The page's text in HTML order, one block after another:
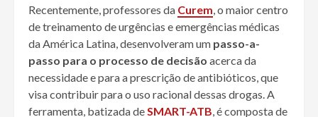
Recentemente, professores da Curem, o maior centro
de treinamento de urgências e emergências médicas
da América Latina, desenvolveram um passo-a-
passo para o processo de decisão acerca da
necessidade e para a prescrição de antibióticos, que
visa contribuir para o uso racional dessas drogas. A
ferramenta, batizada deSMART-ATB, é composta de